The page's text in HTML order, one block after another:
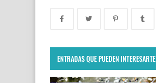
ENTRADAS QUE PUEDEN INTERESARTE